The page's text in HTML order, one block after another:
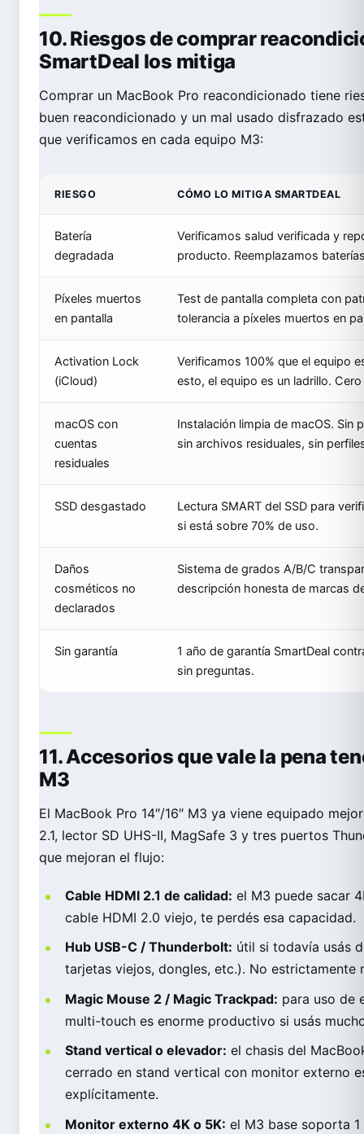
10. Riesgos de comprar
SmartDeal los mitiga
Comprar un MacBook Pro reacondicionado tiene
buen reacondicionado y un mal usado disfrazado
que verificamos en cada equipo M3:
RIESGO CÓMO LO MITIGA SMARTDEAL
Batería
degradada
Verificamos salud verificada y
producto. Reemplazamos
Píxeles muertos
en pantalla
Test de pantalla completa con
tolerancia a píxeles muertos en
Activation Lock
(iCloud)
Verificamos 100% que el equipo
esto, el equipo es un ladrillo.
macOS con
cuentas
residuales
Instalación limpia de macOS. Sin
sin archivos residuales, sin
SSD desgastado
Lectura SMART del SSD para
si está sobre 70% de uso.
Daños
cosméticos no
declarados
Sistema de grados A/B/C
descripción honesta de marcas
Sin garantía
1 año de garantía SmartDeal
sin preguntas.
11. Accesorios que vale la pena
M3
El MacBook Pro 14″/16″ M3 ya viene equipado
2.1, lector SD UHS-II, MagSafe 3 y tres puertos
que mejoran el flujo:
Cable HDMI 2.1 de calidad: el M3 puede sacar
cable HDMI 2.0 viejo, te perdés esa capacidad.
Hub USB-C / Thunderbolt: útil si todavía usás
tarjetas viejos, dongles, etc.). No estrictamente
Magic Mouse 2 / Magic Trackpad: para uso de
multi-touch es enorme productivo si usás
Stand vertical o elevador: el chasis del
cerrado en stand vertical con monitor externo
explícitamente.
Monitor externo 4K o 5K: el M3 base soporta